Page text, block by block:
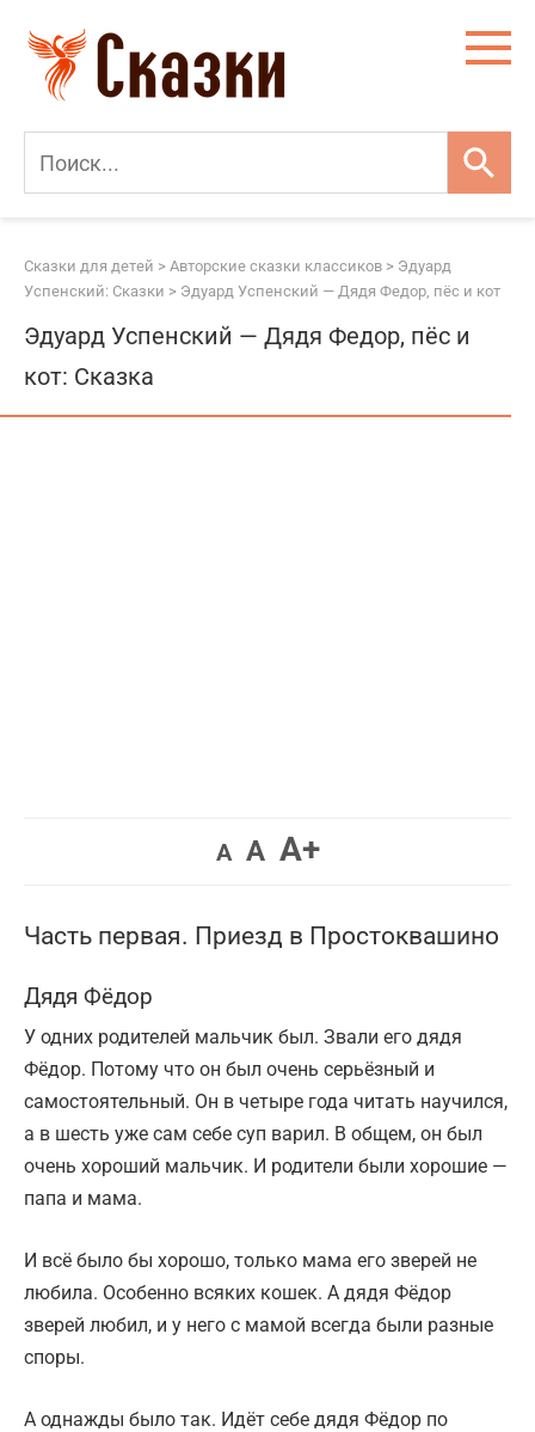
контенту
Сказки для детей > Авторские сказки классиков > Эдуард
Успенский: Сказки > Эдуард Успенский — Дядя Федор, пёс и кот
Эдуард Успенский — Дядя Федор, пёс и
кот: Сказка
AУменьшить
AВернуть
A+Увеличить
Часть первая. Приезд в Простоквашино
Дядя Фёдор
У одних родителей мальчик был. Звали его дядя
Фёдор. Потому что он был очень серьёзный и
самостоятельный. Он в четыре года читать научился,
а в шесть уже сам себе суп варил. В общем, он был
очень хороший мальчик. И родители были хорошие —
папа и мама.
И всё было бы хорошо, только мама его зверей не
любила. Особенно всяких кошек. А дядя Фёдор
зверей любил, и у него с мамой всегда были разные
споры.
А однажды было так. Идёт себе дядя Фёдор по